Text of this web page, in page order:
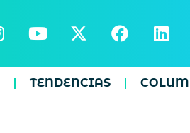
TENDENCIAS